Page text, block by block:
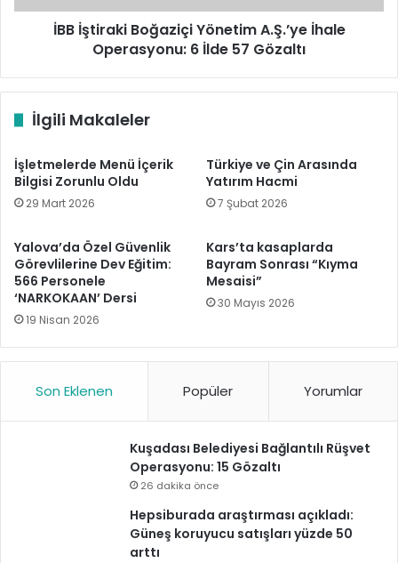
İlde
İBB İştiraki Boğaziçi Yönetim A.Ş.’ye İhale
Operasyonu: 6 İlde 57 Gözaltı
İlgili Makaleler
İşletmelerde Menü İçerik
Bilgisi Zorunlu Oldu
29 Mart 2026
Türkiye ve Çin Arasında
Yatırım Hacmi
7 Şubat 2026
Yalova’da Özel Güvenlik
Görevlilerine Dev Eğitim:
566 Personele
‘NARKOKAAN’ Dersi
19 Nisan 2026
Kars’ta kasaplarda
Bayram Sonrası “Kıyma
Mesaisi”
30 Mayıs 2026
Son Eklenen Popüler Yorumlar
Kuşadası Belediyesi Bağlantılı Rüşvet
Operasyonu: 15 Gözaltı
26 dakika önce
Hepsiburada araştırması açıkladı:
Güneş koruyucu satışları yüzde 50
arttı